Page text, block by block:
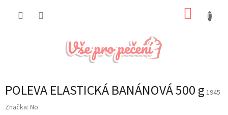
POLEVA ELASTICKÁ BANÁNOVÁ 500 g 1945
Značka: No